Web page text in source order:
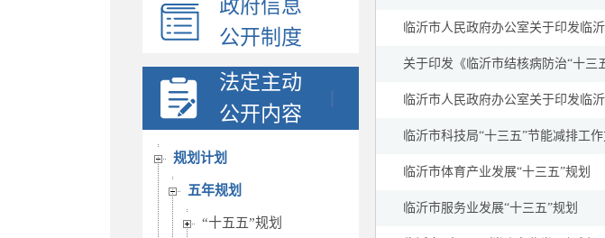
政府信息
公开制度
法定主动
公开内容
法规文件
机构职能
会议公开
决策公开
人事信息
规划计划
五年规划
“十五五”规划
临沂市人民政府办公室关于印发临
关于印发《临沂市结核病防治“十三
临沂市人民政府办公室关于印发临
临沂市科技局“十三五”节能减排工
临沂市体育产业发展“十三五”规划
临沂市服务业发展“十三五”规划